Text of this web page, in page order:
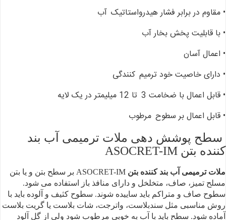
• مقاوم در برابر فشار هیدرواستاتیک آب
• با قابلیت پخش بخار آب
• اعمال آسان
• دارای خاصیت خود ترمیم کنندگی
• قابل اعمال با ضخامت 3
تا 12 میلیمتر در یک لایه
• قابل اعمال بر سطوح مرطوب
سطح پوشش دهی ملات ترمیمی آب بند
کننده بتن ASOCRET-IM
ملات ترمیمی آب بندکننده بتن
ASOCRET-IM بر سطح بتن و یا بتن
مسلح تمیز، صاف، متخلخل و دارای منافذ باز
استفاده می شود.
سطوح صاف و متراکم باید ساییده شوند. سطوح کثیف و آلوده باید با
روش مناسبی مثل سندبلاست، واترجت، شات بلاست یا گریت بلاست
آماده شود. سطح باید با آب به خوبی مرطوب شود ولی از گل آلود